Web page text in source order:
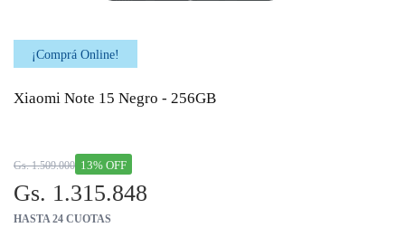
¡Comprá Online!
Xiaomi Note 15 Negro - 256GB
13% OFF
Gs. 1.509.000
Gs. 1.315.848
HASTA 24 CUOTAS